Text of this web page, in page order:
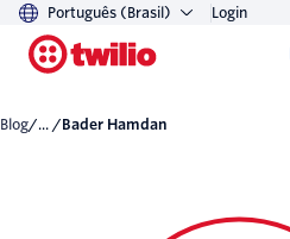
Português (Brasil) Login
Blog/... / Bader Hamdan